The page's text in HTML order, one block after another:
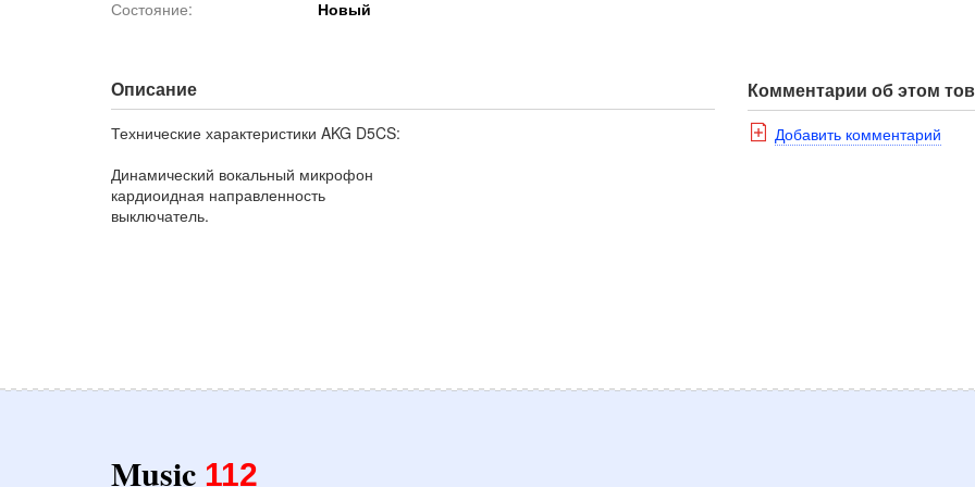
Состояние: Новый
Описание
Технические характеристики AKG D5CS:
Динамический вокальный микрофон
кардиоидная направленность
выключатель.
Комментарии об этом
Добавить комментарий
Music 112